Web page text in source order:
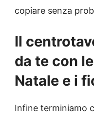
copiare senza
Il
da te con
Natale e i
Infine terminiamo